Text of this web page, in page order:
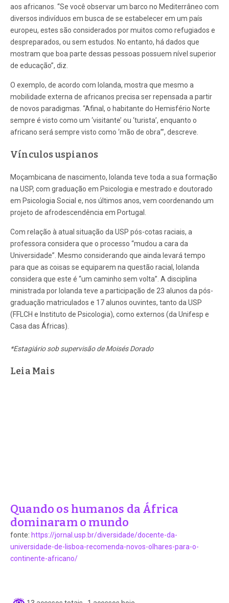
aos africanos. “Se você observar um barco no Mediterrâneo com
diversos indivíduos em busca de se estabelecer em um país
europeu, estes são considerados por muitos como refugiados e
despreparados, ou sem estudos. No entanto, há dados que
mostram que boa parte dessas pessoas possuem nível superior
de educação”, diz.
O exemplo, de acordo com Iolanda, mostra que mesmo a
mobilidade externa de africanos precisa ser repensada a partir
de novos paradigmas. “Afinal, o habitante do Hemisfério Norte
sempre é visto como um ‘visitante’ ou ‘turista’, enquanto o
africano será sempre visto como ‘mão de obra’”, descreve.
Vínculos uspianos
Moçambicana de nascimento, Iolanda teve toda a sua formação
na USP, com graduação em Psicologia e mestrado e doutorado
em Psicologia Social e, nos últimos anos, vem coordenando um
projeto de afrodescendência em Portugal.
Com relação à atual situação da USP pós-cotas raciais, a
professora considera que o processo “mudou a cara da
Universidade”. Mesmo considerando que ainda levará tempo
para que as coisas se equiparem na questão racial, Iolanda
considera que este é “um caminho sem volta”. A disciplina
ministrada por Iolanda teve a participação de 23 alunos da pós-
graduação matriculados e 17 alunos ouvintes, tanto da USP
(FFLCH e Instituto de Psicologia), como externos (da Unifesp e
Casa das Áfricas).
*Estagiário sob supervisão de Moisés Dorado
Leia Mais
Quando os humanos da África
dominaram o mundo
fonte: https://jornal.usp.br/diversidade/docente-da-
universidade-de-lisboa-recomenda-novos-olhares-para-o-
continente-africano/